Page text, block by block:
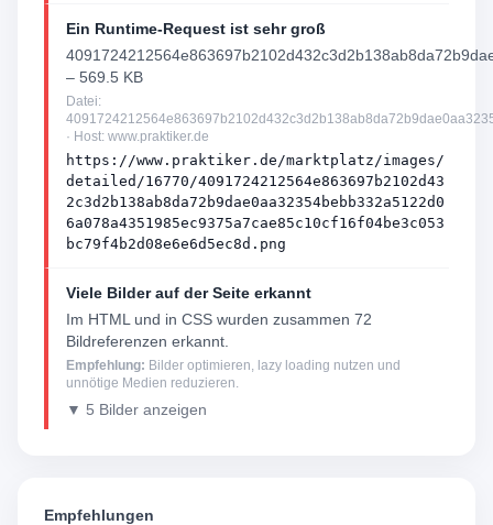
Ein Runtime-Request ist sehr groß
– 569.5 KB
Datei:
· Host: www.praktiker.de
https://www.praktiker.de/marktplatz/images/
detailed/16770/4091724212564e863697b2102d43
2c3d2b138ab8da72b9dae0aa32354bebb332a5122d0
6a078a4351985ec9375a7cae85c10cf16f04be3c053
bc79f4b2d08e6e6d5ec8d.png
Viele Bilder auf der Seite erkannt
Im HTML und in CSS wurden zusammen 72
Bildreferenzen erkannt.
Empfehlung: Bilder optimieren, lazy loading nutzen und
unnötige Medien reduzieren.
▼ 5 Bilder anzeigen
Empfehlungen